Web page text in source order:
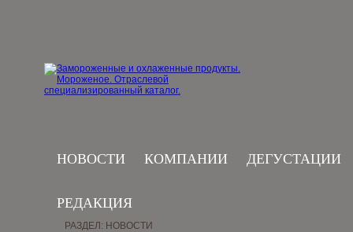
НОВОСТИ КОМПАНИИ ДЕГУСТАЦИИ
РЕДАКЦИЯ
РАЗДЕЛ: НОВОСТИ